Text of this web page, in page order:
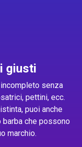
giusti
senza
pettini, ecc.
puoi anche
che possono
marchio.